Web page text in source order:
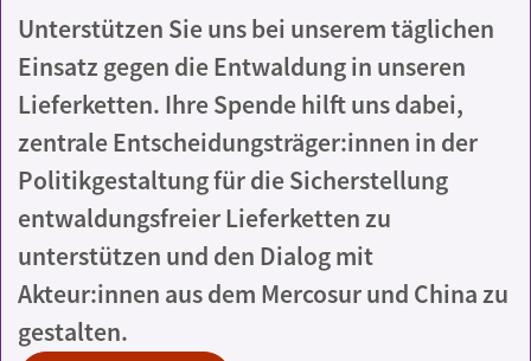
Unterstützen Sie uns bei unserem täglichen
Einsatz gegen die Entwaldung in unseren
Lieferketten. Ihre Spende hilft uns dabei,
zentrale Entscheidungsträger:innen in der
Politikgestaltung für die Sicherstellung
entwaldungsfreier Lieferketten zu
unterstützen und den Dialog mit
Akteur:innen aus dem Mercosur und China zu
gestalten.